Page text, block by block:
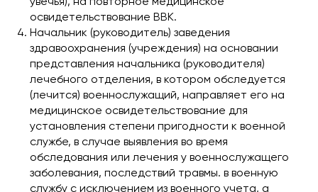
освидетельствование ВВК.
Начальник (руководитель) заведения
здравоохранения (учреждения) на основании
представления начальника (руководителя)
лечебного отделения, в котором обследуется
(лечится) военнослужащий, направляет его на
медицинское освидетельствование для
установления степени пригодности к военной
службе, в случае выявления во время
обследования или лечения у военнослужащего
заболевания, последствий травмы. в военную
службу с исключением из военного учета, а